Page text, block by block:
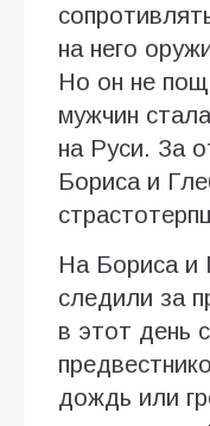
на него
Но он не
мужчин
на Руси. За
Бориса и
На Бориса и
следили за
в этот день
дождь или